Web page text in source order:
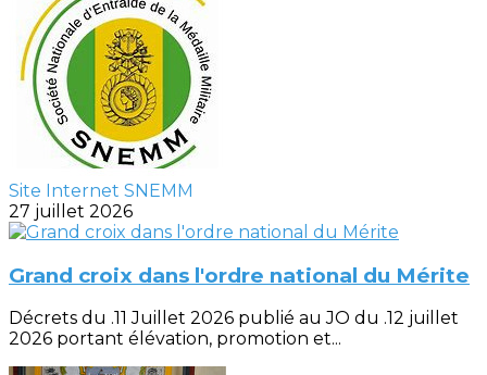
Site Internet SNEMM
27 juillet 2026
Grand croix dans l'ordre national du Mérite
Décrets du .11 Juillet 2026 publié au JO du .12 juillet
2026 portant élévation, promotion et...